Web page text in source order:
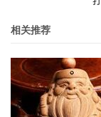
相关推荐